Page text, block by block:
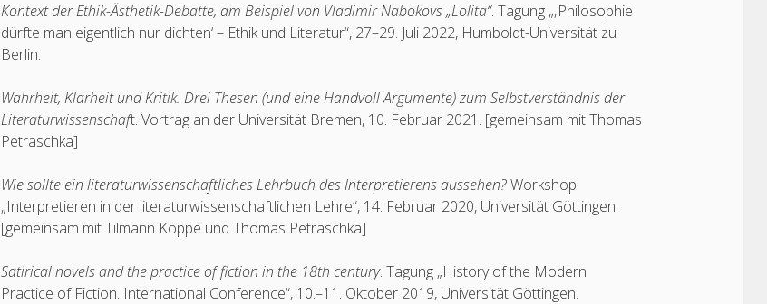
Kontext der Ethik-Ästhetik-Debatte, am Beispiel von Vladimir Nabokovs „Lolita“. Tagung „‚Philosophie
dürfte man eigentlich nur dichten‘ – Ethik und Literatur“, 27–29. Juli 2022, Humboldt-Universität zu
Berlin.
Wahrheit, Klarheit und Kritik. Drei Thesen (und eine Handvoll Argumente) zum Selbstverständnis der
Literaturwissenschaft. Vortrag an der Universität Bremen, 10. Februar 2021. [gemeinsam mit Thomas
Petraschka]
Wie sollte ein literaturwissenschaftliches Lehrbuch des Interpretierens aussehen?Workshop
„Interpretieren in der literaturwissenschaftlichen Lehre“, 14. Februar 2020, Universität Göttingen.
[gemeinsam mit Tilmann Köppe und Thomas Petraschka]
Satirical novels and the practice of fiction in the 18th century. Tagung „History of the Modern
Practice of Fiction. International Conference“, 10.–11. Oktober 2019, Universität Göttingen.